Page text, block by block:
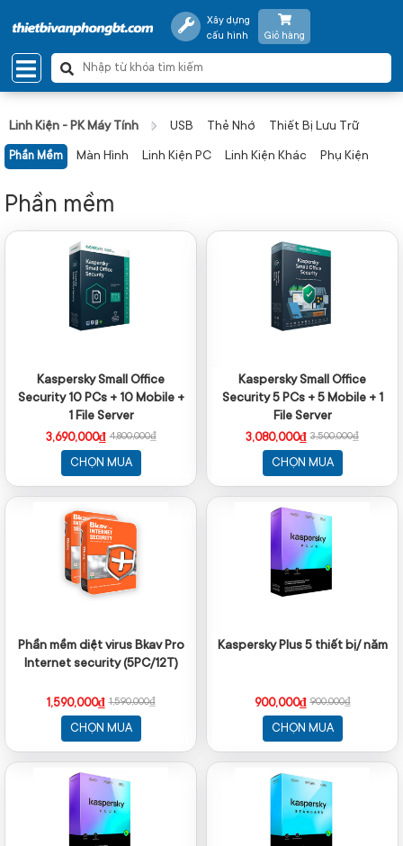
Xây dựng
cấu hình
Giỏ hàng
Linh Kiện - PK Máy Tính USB Thẻ Nhớ Thiết Bị Lưu Trữ
Phần Mềm Màn Hình Linh Kiện PC Linh Kiện Khác Phụ Kiện
Phần mềm
Kaspersky Small Office
Security 10 PCs + 10 Mobile +
1 File Server
3,690,000₫ 4,800,000₫
CHỌN MUA
Kaspersky Small Office
Security 5 PCs + 5 Mobile + 1
File Server
3,080,000₫ 3,500,000₫
CHỌN MUA
Phần mềm diệt virus Bkav Pro
Internet security (5PC/12T)
1,590,000₫ 1,590,000₫
CHỌN MUA
Kaspersky Plus 5 thiết bị/ năm
900,000₫ 900,000₫
CHỌN MUA